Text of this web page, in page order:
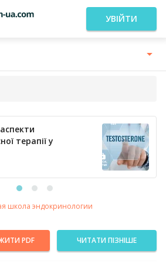
УВІЙТИ
терапії у
школа эндокринологии
PDF ЧИТАТИ ПІЗНІШЕ